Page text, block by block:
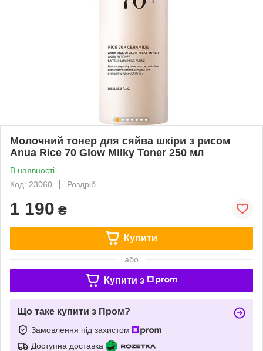
Молочний тонер для сяйва шкіри з рисом
Anua Rice 70 Glow Milky Toner 250 мл
В наявності
Код: 23060
Роздріб
1 190 ₴
Купити
або
Купити з
Що таке купити з Пром?
Замовлення під захистом
Доступна доставка